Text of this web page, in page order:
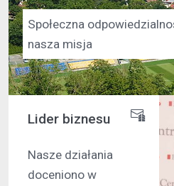
Społeczna
nasza misja
Lider biznesu
Nasze działania
doceniono w